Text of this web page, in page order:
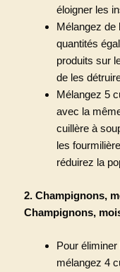
éloigner les
Mélangez de
quantités
produits sur
de les
Mélangez 5
avec la
cuillère à
les
réduirez la
2. Champignons,
Champignons,
Pour
mélangez 4